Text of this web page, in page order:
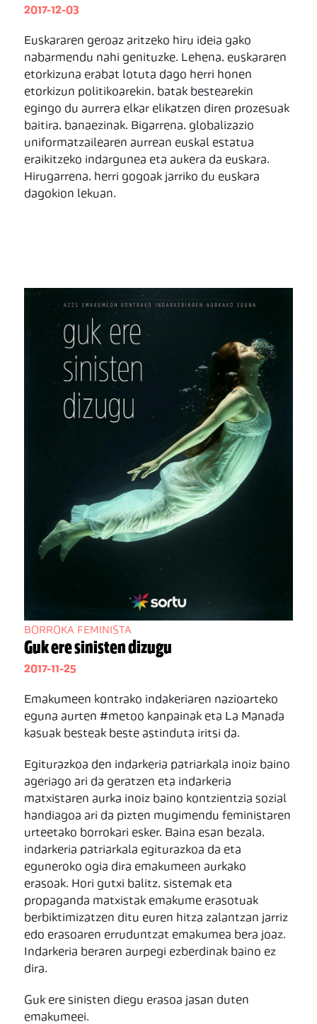
2017-12-03
Euskararen geroaz aritzeko hiru ideia gako
nabarmendu nahi genituzke. Lehena, euskararen
etorkizuna erabat lotuta dago herri honen
etorkizun politikoarekin, batak bestearekin
egingo du aurrera elkar elikatzen diren prozesuak
baitira, banaezinak. Bigarrena, globalizazio
uniformatzailearen aurrean euskal estatua
eraikitzeko indargunea eta aukera da euskara.
Hirugarrena, herri gogoak jarriko du euskara
dagokion lekuan.
BORROKA FEMINISTA
Guk ere sinisten dizugu
2017-11-25
Emakumeen kontrako indakeriaren nazioarteko
eguna aurten #metoo kanpainak eta La Manada
kasuak besteak beste astinduta iritsi da.
Egiturazkoa den indarkeria patriarkala inoiz baino
ageriago ari da geratzen eta indarkeria
matxistaren aurka inoiz baino kontzientzia sozial
handiagoa ari da pizten mugimendu feministaren
urteetako borrokari esker. Baina esan bezala,
indarkeria patriarkala egiturazkoa da eta
eguneroko ogia dira emakumeen aurkako
erasoak. Hori gutxi balitz, sistemak eta
propaganda matxistak emakume erasotuak
berbiktimizatzen ditu euren hitza zalantzan jarriz
edo erasoaren erruduntzat emakumea bera joaz.
Indarkeria beraren aurpegi ezberdinak baino ez
dira.
Guk ere sinisten diegu erasoa jasan duten
emakumeei.